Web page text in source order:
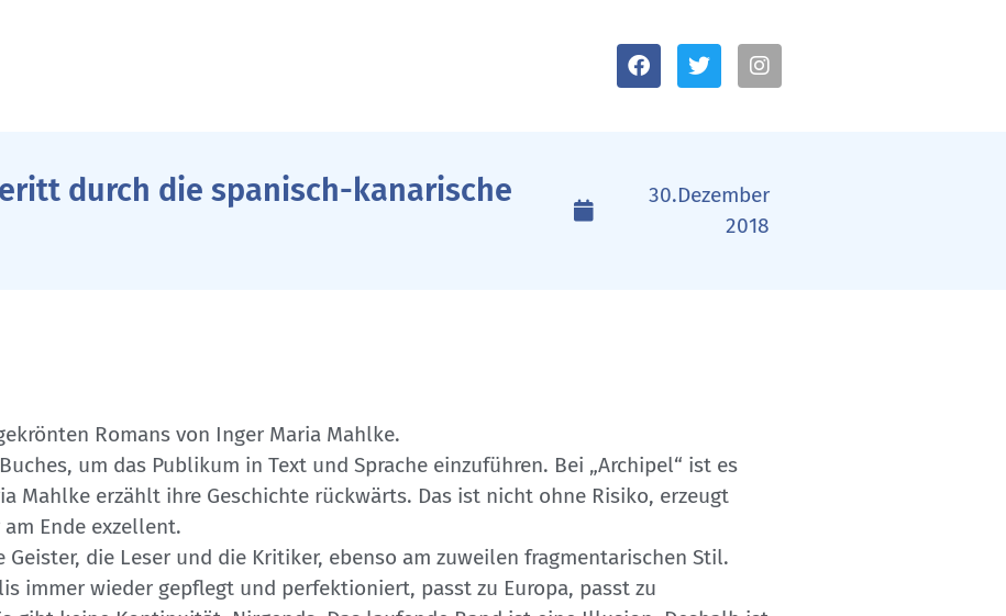
durch die spanisch-kanarische
30.Dezember
2018
Romans von Inger Maria Mahlke.
um das Publikum in Text und Sprache einzuführen. Bei „Archipel“ ist es
Mahlke erzählt ihre Geschichte rückwärts. Das ist nicht ohne Risiko, erzeugt
Ende exzellent.
die Leser und die Kritiker, ebenso am zuweilen fragmentarischen Stil.
immer wieder gepflegt und perfektioniert, passt zu Europa, passt zu